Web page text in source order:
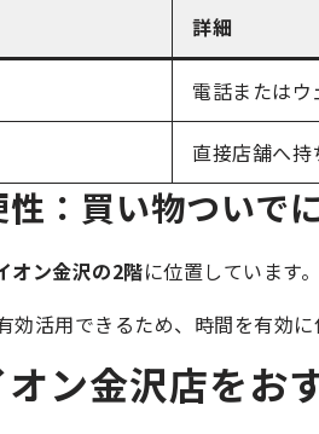
詳細
電話または
直接店舗へ持
：買い物ついで
オン金沢の2階に位置しています。
活用できるため、時間を有効に
ン金沢店をお